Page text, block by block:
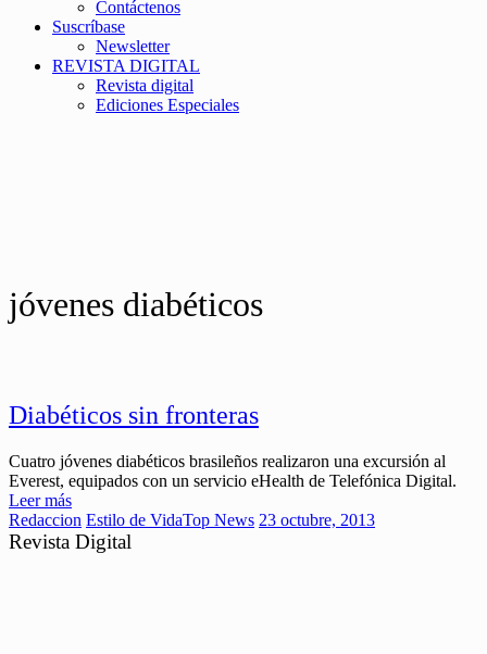
Contáctenos
Suscríbase
Newsletter
REVISTA DIGITAL
Revista digital
Ediciones Especiales
jóvenes diabéticos
Diabéticos sin fronteras
Cuatro jóvenes diabéticos brasileños realizaron una excursión al
Everest, equipados con un servicio eHealth de Telefónica Digital.
Leer más
Redaccion Estilo de VidaTop News 23 octubre, 2013
Revista Digital